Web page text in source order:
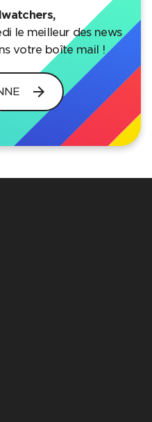
le meilleur des news
votre boîte mail !
arrow_forward